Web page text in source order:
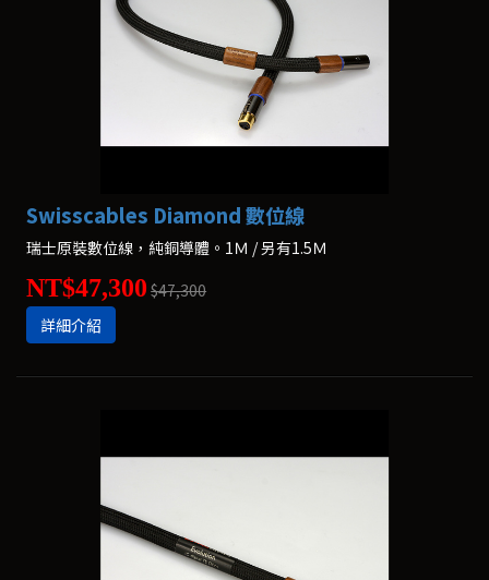
Swisscables Diamond 數位線
瑞士原裝數位線，純銅導體。1Ｍ / 另有1.5Ｍ
NT$47,300 $47,300
詳細介紹